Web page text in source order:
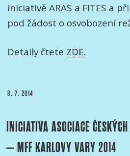
iniciativě ARAS a FITES a
pod žádost o osvobození
Detaily čtete ZDE.
PUBLIKOVÁNO
8. 7. 2014
INICIATIVA ASOCIACE
– MFF KARLOVY VARY 2014